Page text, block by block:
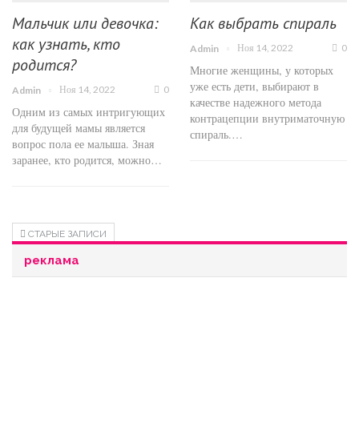
Мальчик или девочка:
как узнать, кто
родится?
Admin Ноя 14, 2022 0
Одним из самых интригующих
для будущей мамы является
вопрос пола ее малыша. Зная
заранее, кто родится, можно…
Как выбрать спираль
Admin Ноя 14, 2022 0
Многие женщины, у которых
уже есть дети, выбирают в
качестве надежного метода
контрацепции внутриматочную
спираль.…
СТАРЫЕ ЗАПИСИ
реклама